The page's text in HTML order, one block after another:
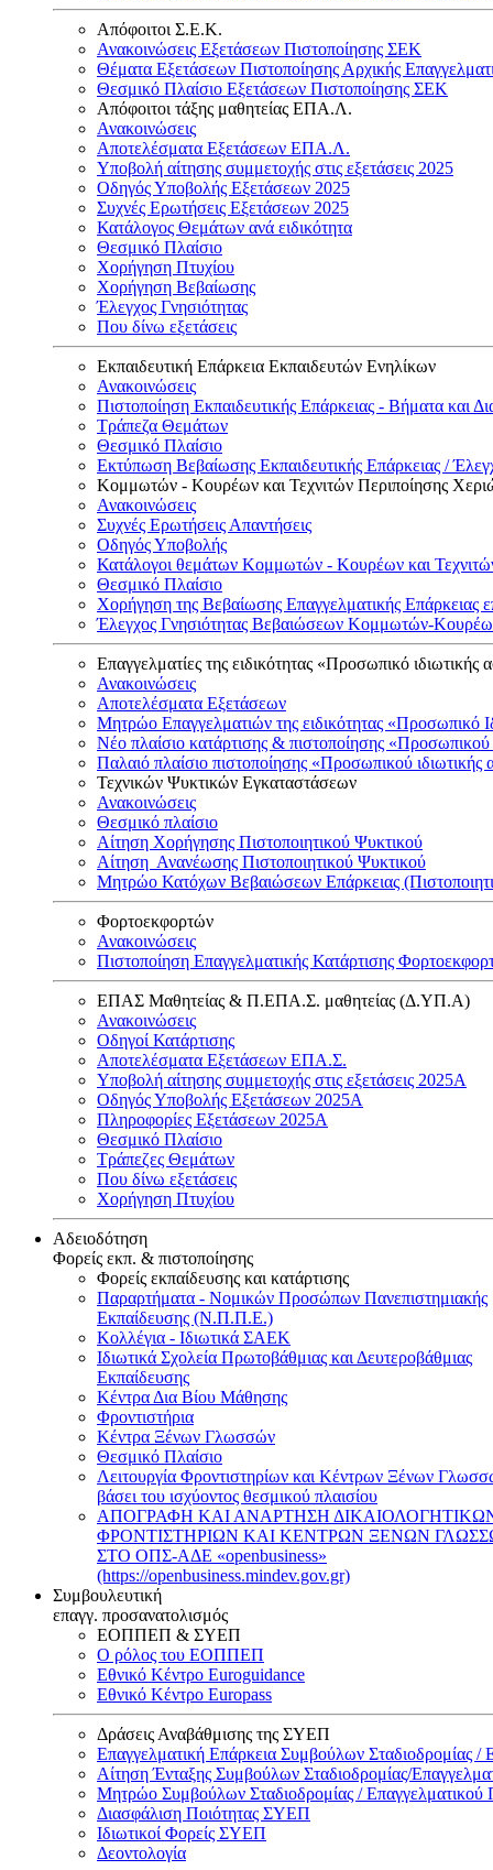
Απόφοιτοι Σ.Ε.Κ.
Ανακοινώσεις Εξετάσεων Πιστοποίησης ΣΕΚ
Θέματα Εξετάσεων Πιστοποίησης Αρχικής
Θεσμικό Πλαίσιο Εξετάσεων Πιστοποίησης ΣΕΚ
Απόφοιτοι τάξης μαθητείας ΕΠΑ.Λ.
Ανακοινώσεις
Αποτελέσματα Εξετάσεων ΕΠΑ.Λ.
Υποβολή αίτησης συμμετοχής στις εξετάσεις 2025
Οδηγός Υποβολής Εξετάσεων 2025
Συχνές Ερωτήσεις Εξετάσεων 2025
Κατάλογος Θεμάτων ανά ειδικότητα
Θεσμικό Πλαίσιο
Χορήγηση Πτυχίου
Χορήγηση Βεβαίωσης
Έλεγχος Γνησιότητας
Που δίνω εξετάσεις
Εκπαιδευτική Επάρκεια Εκπαιδευτών Ενηλίκων
Ανακοινώσεις
Πιστοποίηση Εκπαιδευτικής Επάρκειας - Βήματα και
Τράπεζα Θεμάτων
Θεσμικό Πλαίσιο
Εκτύπωση Βεβαίωσης Εκπαιδευτικής Επάρκειας /
Κομμωτών - Κουρέων και Τεχνιτών Περιποίησης
Ανακοινώσεις
Συχνές Ερωτήσεις Απαντήσεις
Οδηγός Υποβολής
Κατάλογοι θεμάτων Κομμωτών - Κουρέων και
Θεσμικό Πλαίσιο
Χορήγηση της Βεβαίωσης Επαγγελματικής
Έλεγχος Γνησιότητας Βεβαιώσεων Κομμωτών-
Επαγγελματίες της ειδικότητας «Προσωπικό ιδιωτικής
Ανακοινώσεις
Αποτελέσματα Εξετάσεων
Μητρώο Επαγγελματιών της ειδικότητας «Προσωπικό
Νέο πλαίσιο κατάρτισης & πιστοποίησης «Προσωπικού
Παλαιό πλαίσιο πιστοποίησης «Προσωπικού
Τεχνικών Ψυκτικών Εγκαταστάσεων
Ανακοινώσεις
Θεσμικό πλαίσιο
Αίτηση Χορήγησης Πιστοποιητικού Ψυκτικού
Αίτηση Ανανέωσης Πιστοποιητικού Ψυκτικού
Μητρώο Κατόχων Βεβαιώσεων Επάρκειας
Φορτοεκφορτών
Ανακοινώσεις
Πιστοποίηση Επαγγελματικής Κατάρτισης
ΕΠΑΣ Μαθητείας & Π.ΕΠΑ.Σ. μαθητείας (Δ.ΥΠ.Α)
Ανακοινώσεις
Oδηγοί Κατάρτισης
Αποτελέσματα Εξετάσεων ΕΠΑ.Σ.
Υποβολή αίτησης συμμετοχής στις εξετάσεις 2025Α
Οδηγός Υποβολής Εξετάσεων 2025A
Πληροφορίες Εξετάσεων 2025Α
Θεσμικό Πλαίσιο
Τράπεζες Θεμάτων
Που δίνω εξετάσεις
Χορήγηση Πτυχίου
Αδειοδότηση
Φορείς εκπ. & πιστοποίησης
Φορείς εκπαίδευσης και κατάρτισης
Παραρτήματα - Νομικών Προσώπων Πανεπιστημιακής
Εκπαίδευσης (Ν.Π.Π.Ε.)
Κολλέγια - Ιδιωτικά ΣΑΕΚ
Ιδιωτικά Σχολεία Πρωτοβάθμιας και Δευτεροβάθμιας
Εκπαίδευσης
Κέντρα Δια Βίου Μάθησης
Φροντιστήρια
Κέντρα Ξένων Γλωσσών
Θεσμικό Πλαίσιο
Λειτουργία Φροντιστηρίων και Κέντρων Ξένων
βάσει του ισχύοντος θεσμικού πλαισίου
ΑΠΟΓΡΑΦΗ ΚΑΙ ΑΝΑΡΤΗΣΗ
ΦΡΟΝΤΙΣΤΗΡΙΩΝ ΚΑΙ ΚΕΝΤΡΩΝ ΞΕΝΩΝ
ΣΤΟ ΟΠΣ-ΑΔΕ «openbusiness»
(https://openbusiness.mindev.gov.gr)
Συμβουλευτική
επαγγ. προσανατολισμός
ΕΟΠΠΕΠ & ΣΥΕΠ
Ο ρόλος του ΕΟΠΠΕΠ
Εθνικό Κέντρο Euroguidance
Εθνικό Κέντρο Europass
Δράσεις Αναβάθμισης της ΣΥΕΠ
Επαγγελματική Επάρκεια Συμβούλων Σταδιοδρομίας /
Αίτηση Ένταξης Συμβούλων Σταδιοδρομίας/
Μητρώο Συμβούλων Σταδιοδρομίας / Επαγγελματικού
Διασφάλιση Ποιότητας ΣΥΕΠ
Ιδιωτικοί Φορείς ΣΥΕΠ
Δεοντολογία